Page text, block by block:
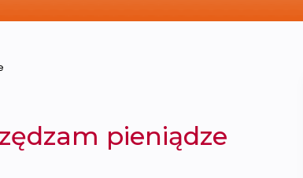
pieniądze